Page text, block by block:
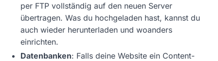
per FTP vollständig auf den neuen Server
übertragen. Was du hochgeladen hast, kannst du
auch wieder herunterladen und woanders
einrichten.
Datenbanken: Falls deine Website ein Content-